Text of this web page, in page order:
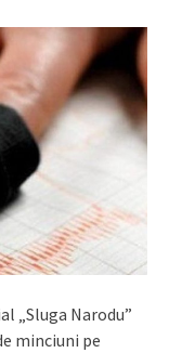
„Sluga Narodu”
minciuni pe